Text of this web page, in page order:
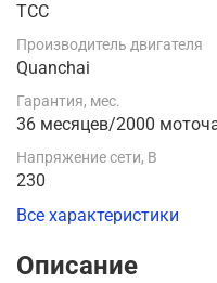
ТСС
Производитель двигателя
Quanchai
Гарантия, мес.
36 месяцев/2000
Напряжение сети, В
230
Все характеристики
Описание